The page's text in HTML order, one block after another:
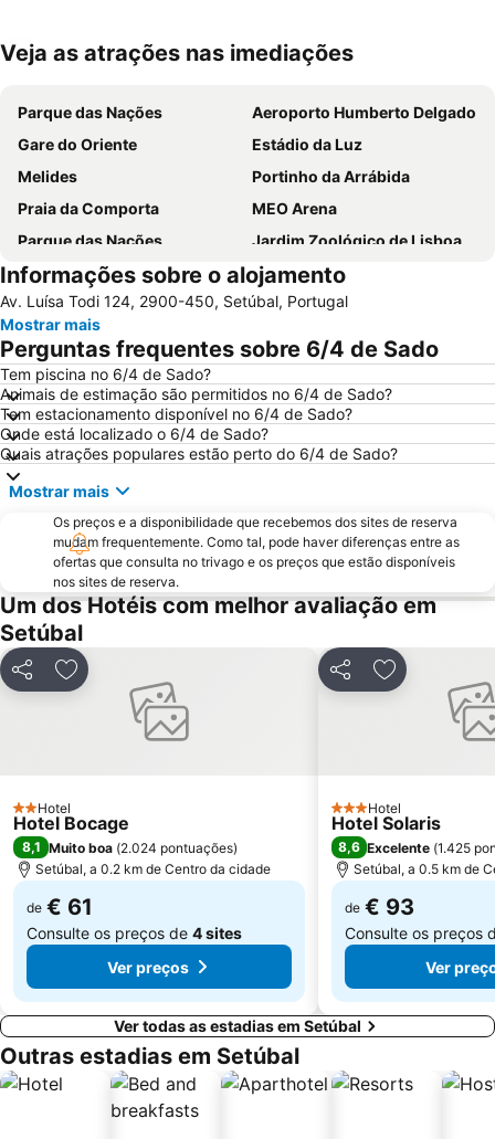
Ampliar mapa
Veja as atrações nas imediações
Parque das Nações
Aeroporto Humberto Delgado
Gare do Oriente
Estádio da Luz
Melides
Portinho da Arrábida
Praia da Comporta
MEO Arena
Parque das Nações
Jardim Zoológico de Lisboa
Pavilhão Atlântico
Passeio Marítimo de Algés
Benfica
Baixa de Lisboa
Parque Eduardo VII
Praça de Touros de Campo Pequeno
Estação de Caminhos de Ferro de Sete Rios
Belém
Avenida da Liberdade
da Figueirinha
Marquês de Pombal
Estádio do Restelo
Fonte da Telha
Praia Tróia Mar
Parque Natural da Arrabida
Lagoa de Albufeira
do Ouro Sesimbra
Tróia Beach
Alcântara
Oceanário de Lisboa
Praia da Caparica
Chiado
Fundaçao Champalimaud
Praia da Lagoa de Santo André
Praça do Rossio
Gare do Oriente
Centro Comercial Vasco da Gama
Coliseu dos Recreios
Praia da Ribeira do Cavalo
Galapinhos Beach
Praça do Comércio
Telheiras
Bairro Alto
Informações sobre o alojamento
Av. Luísa Todi 124, 2900-450, Setúbal, Portugal
Mostrar mais
Perguntas frequentes sobre 6/4 de Sado
Tem piscina no 6/4 de Sado?
Animais de estimação são permitidos no 6/4 de Sado?
Tem estacionamento disponível no 6/4 de Sado?
Onde está localizado o 6/4 de Sado?
Quais atrações populares estão perto do 6/4 de Sado?
Mostrar mais
Os preços e a disponibilidade que recebemos dos sites de reserva
mudam frequentemente. Como tal, pode haver diferenças entre as
ofertas que consulta no trivago e os preços que estão disponíveis
nos sites de reserva.
Um dos Hotéis com melhor avaliação em
Setúbal
PartilharAdicionar aos favoritos
2 Estrelas
Hotel
Hotel Bocage
8,1 Muito boa (2.024 pontuações)
Setúbal, a 0.2 km de Centro da cidade
de € 61
Consulte os preços de 4 sites
Ver preços
PartilharAdicionar
3 Estrelas
Hotel
Hotel Solaris
8,6 Excelente (1.425
Setúbal, a 0.5 km de
de € 93
Consulte os preços
Ver
Ver todas as estadias em Setúbal
Outras estadias em Setúbal